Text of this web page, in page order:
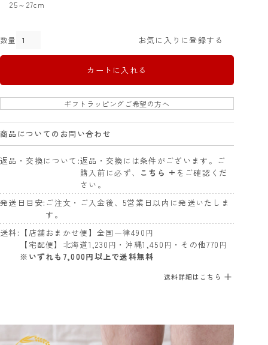
25～27cm
お気に入りに登録する
カートに入れる
ギフトラッピングご希望の方へ
商品についてのお問い合わせ
返品・交換について 返品・交換には条件がございます。ご
購入前に必ず、 こちら + をご確認くだ
さい。
発送日目安 ご注文・ご入金後、5営業日以内に発送いたしま
す。
送料
【店舗おまかせ便】全国一律490円
【宅配便】北海道1,230円・沖縄1,450円・その他770円
※いずれも7,000円以上で送料無料
送料詳細はこちら